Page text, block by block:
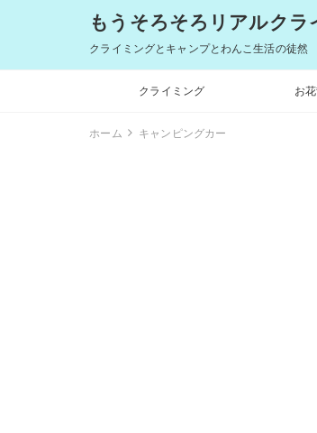
もうそろそろリアルク
クライミングとキャンプとわんこ生活の徒然
クライミング お
ホーム キャンピングカー